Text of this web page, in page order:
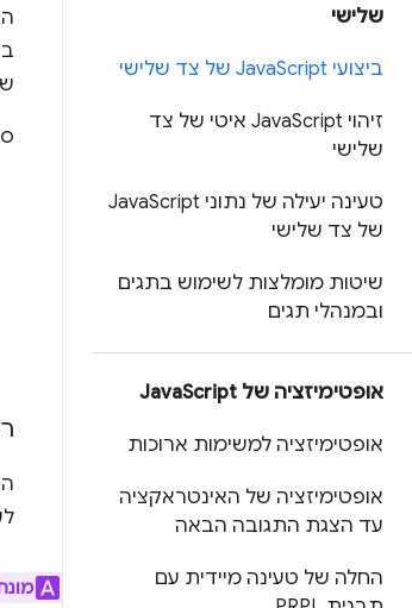
שלישי
ביצועי Java Script של צד שלישי
זיהוי Java
Script איטי של צד
שלישי
טעינה יעילה של נתוני Java Script
של צד שלישי
שיטות מומלצות לשימוש בתגים
ובמנהלי תגים
אופטימיזציה של Java Script
אופטימיזציה למשימות ארוכות
אופטימיזציה של האינטראקציה
עד הצגת התגובה הבאה
החלה של טעינה מיידית עם